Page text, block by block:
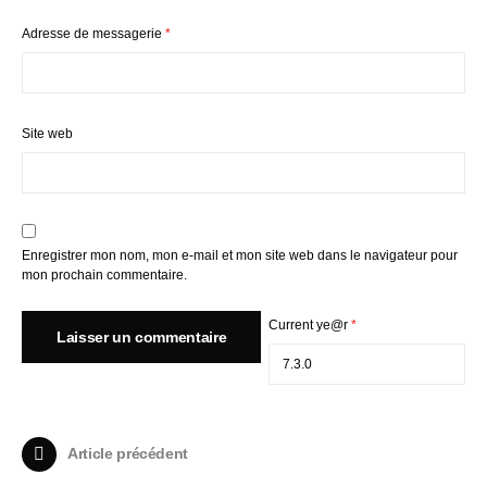
Adresse de messagerie *
Site web
Enregistrer mon nom, mon e-mail et mon site web dans le navigateur pour
mon prochain commentaire.
Current ye@r *
Article précédent